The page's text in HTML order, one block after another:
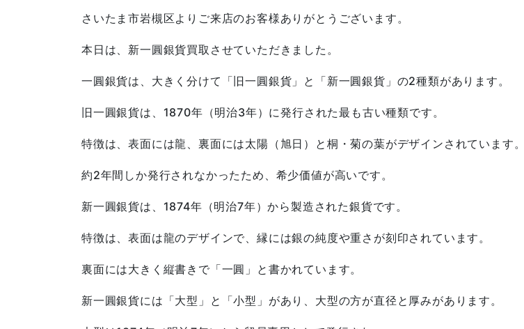
さいたま市岩槻区よりご来店のお客様ありがとうございます。
本日は、新一圓銀貨買取させていただきました。
一圓銀貨は、大きく分けて「旧一圓銀貨」と「新一圓銀貨」の2種類があります。
旧一圓銀貨は、1870年（明治3年）に発行された最も古い種類です。
特徴は、表面には龍、裏面には太陽（旭日）と桐・菊の葉がデザインされています。
約2年間しか発行されなかったため、希少価値が高いです。
新一圓銀貨は、1874年（明治7年）から製造された銀貨です。
特徴は、表面は龍のデザインで、縁には銀の純度や重さが刻印されています。
裏面には大きく縦書きで「一圓」と書かれています。
新一圓銀貨には「大型」と「小型」があり、大型の方が直径と厚みがあります。